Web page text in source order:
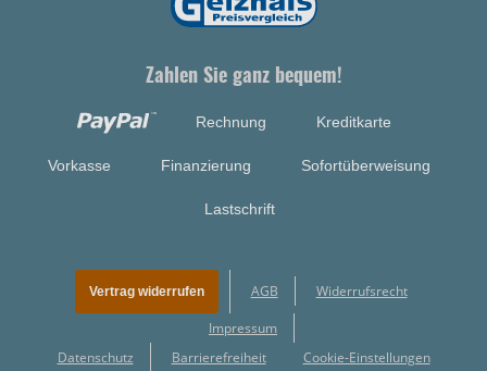
Zahlen Sie ganz bequem!
Rechnung Kreditkarte
Vorkasse Finanzierung Sofortüberweisung
Lastschrift
Vertrag widerrufen AGB Widerrufsrecht
Impressum
Datenschutz
Barrierefreiheit Cookie-Einstellungen